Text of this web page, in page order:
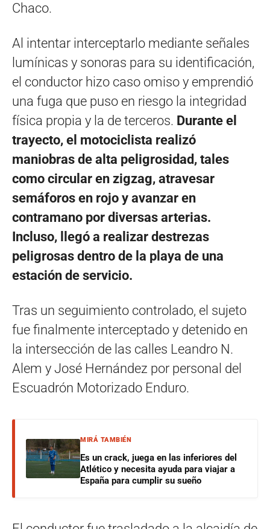
Chaco.
Al intentar interceptarlo mediante señales
lumínicas y sonoras para su identificación,
el conductor hizo caso omiso y emprendió
una fuga que puso en riesgo la integridad
física propia y la de terceros. Durante el
trayecto, el motociclista realizó
maniobras de alta peligrosidad, tales
como circular en zigzag, atravesar
semáforos en rojo y avanzar en
contramano por diversas arterias.
Incluso, llegó a realizar destrezas
peligrosas dentro de la playa de una
estación de servicio.
Tras un seguimiento controlado, el sujeto
fue finalmente interceptado y detenido en
la intersección de las calles Leandro N.
Alem y José Hernández por personal del
Escuadrón Motorizado Enduro.
MIRÁ TAMBIÉN
Es un crack, juega en las inferiores del
Atlético y necesita ayuda para viajar a
España para cumplir su sueño